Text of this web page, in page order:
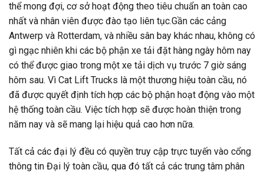
thể mong đợi, cơ sở hoạt động theo tiêu chuẩn an toàn cao
nhất và nhân viên được đào tạo liên tục.Gần các cảng
Antwerp và Rotterdam, và nhiều sân bay khác nhau, không có
gì ngạc nhiên khi các bộ phận xe tải đặt hàng ngày hôm nay
có thể được giao trong một xe tải dịch vụ trước 7 giờ sáng
hôm sau. Vì Cat Lift Trucks là một thương hiệu toàn cầu, nó
đã được quyết định tích hợp các bộ phận hoạt động vào một
hệ thống toàn cầu. Việc tích hợp sẽ được hoàn thiện trong
năm nay và sẽ mang lại hiệu quả cao hơn nữa.
Tất cả các đại lý đều có quyền truy cập trực tuyến vào cổng
thông tin Đại lý toàn cầu, qua đó tất cả các trung tâm phân